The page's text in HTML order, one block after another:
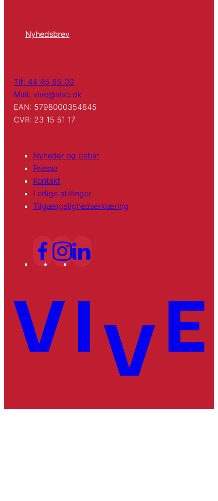
Nyhedsbrev
Tlf: 44 45 55 00
Mail: vive@vive.dk
EAN: 5798000354845
CVR: 23 15 51 17
Nyheder og debat
Presse
Kontakt
Ledige stillinger
Tilgængelighedserklæring